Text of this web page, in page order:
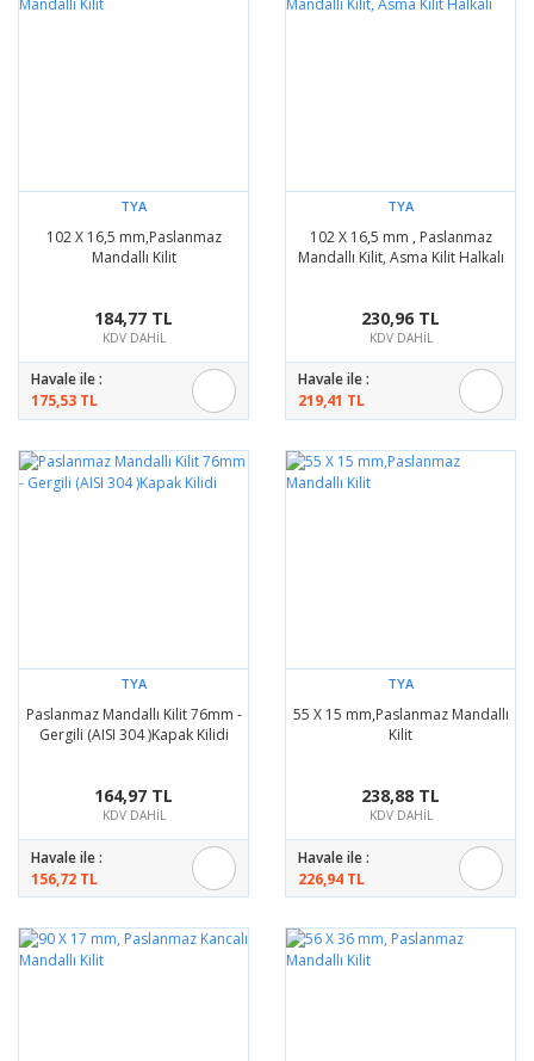
TYA
102 X 16,5 mm,Paslanmaz
Mandallı Kilit
184,77 TL
KDV DAHİL
Havale ile :
175,53 TL
TYA
102 X 16,5 mm , Paslanmaz
Mandallı Kilit, Asma Kilit Halkalı
230,96 TL
KDV DAHİL
Havale ile :
219,41 TL
TYA
Paslanmaz Mandallı Kilit 76mm -
Gergili (AISI 304 )Kapak Kilidi
164,97 TL
KDV DAHİL
Havale ile :
156,72 TL
TYA
55 X 15 mm,Paslanmaz Mandallı
Kilit
238,88 TL
KDV DAHİL
Havale ile :
226,94 TL